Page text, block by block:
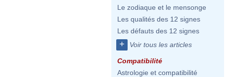
Le zodiaque et le mensonge
Les qualités des 12 signes
Les défauts des 12 signes
+ Voir tous les articles
Compatibilité
Astrologie et compatibilité